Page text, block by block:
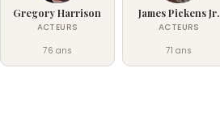
Gregory Harrison
ACTEURS
76 ans
James Pickens Jr.
ACTEURS
71 ans